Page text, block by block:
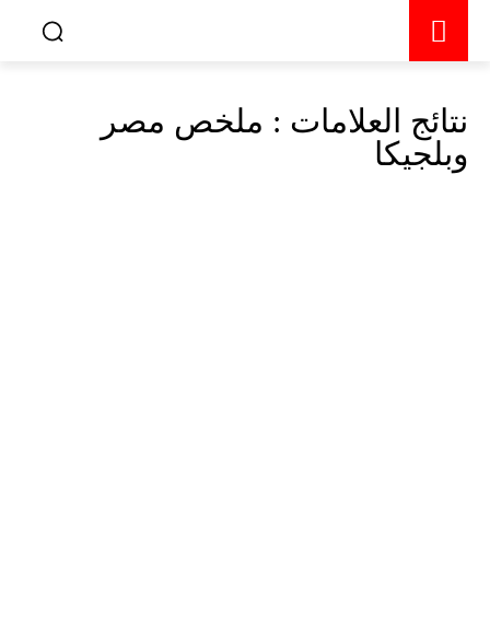
نتائج العلامات : ملخص مصر
وبلجيكا